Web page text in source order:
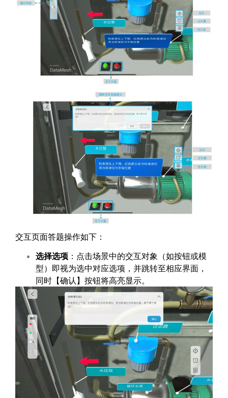
交互页面答题操作如下：
选择选项 ：点击场景中的交互对象（如按钮或模
型）即视为选中对应选项，并跳转至相应界面，
同时【确认】按钮将高亮显示。